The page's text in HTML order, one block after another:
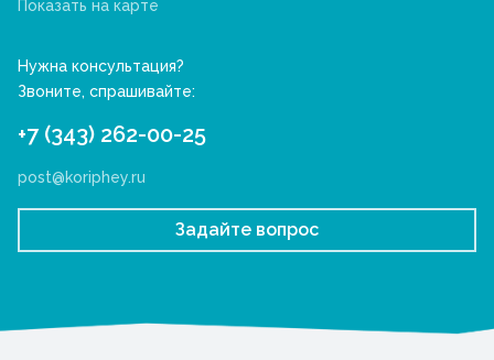
Показать на карте
Нужна консультация?
Звоните, спрашивайте:
+7 (343) 262-00-25
post@koriphey.ru
Задайте вопрос